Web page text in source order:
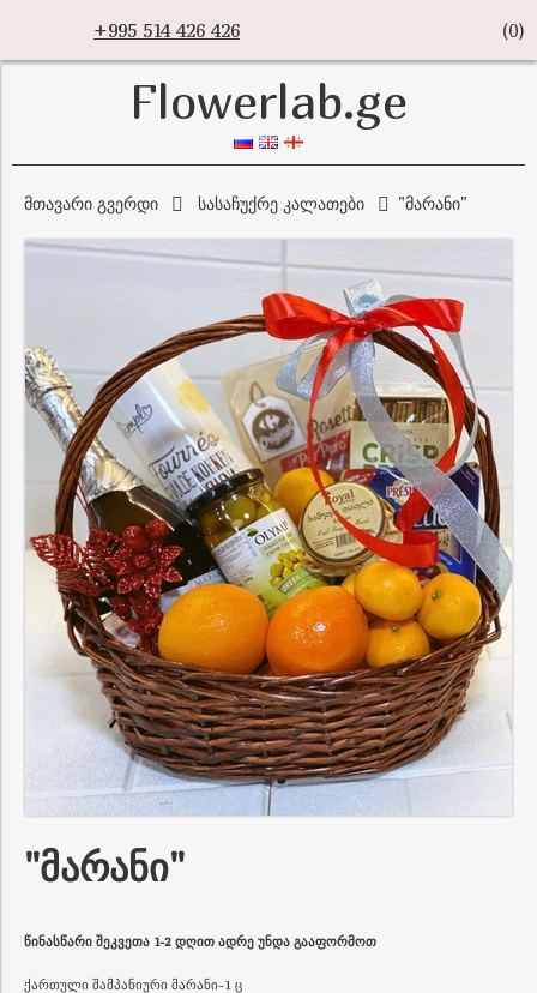
+995 514 426 426 (0)
Flowerlab.ge
მთავარი გვერდი სასაჩუქრე კალათები "მარანი"
"მარანი"
წინასწარი შეკვეთა 1-2 დღით ადრე უნდა გააფორმოთ
ქართული შამპანიური მარანი-1 ც